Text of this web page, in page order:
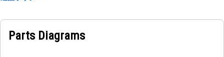
Parts Diagrams